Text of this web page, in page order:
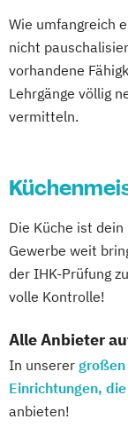
Award in
Wie umfangreich
nicht
vorhandene
Lehrgänge völlig
vermitteln.
Die Küche ist
Gewerbe weit
der IHK-Prüfung
volle Kontrolle!
Alle Anbieter
In unserer
Einrichtungen,
anbieten!